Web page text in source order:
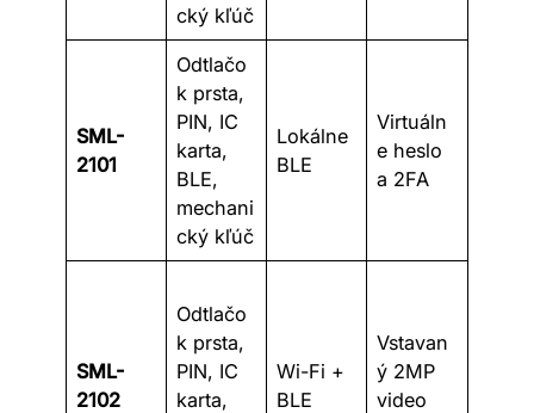
cký kľúč
SML-
2101
Odtlačo
k prsta,
PIN, IC
karta,
BLE,
mechani
cký kľúč
Lokálne
BLE
Virtuáln
e heslo
a 2FA
SML-
2102
Odtlačo
k prsta,
PIN, IC
karta,
Wi-Fi +
BLE
Vstavan
ý 2MP
video